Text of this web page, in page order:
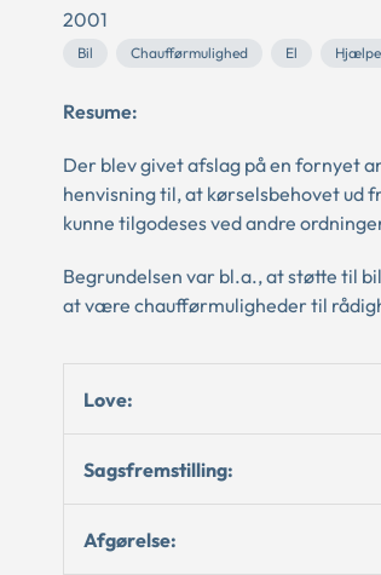
2001
Bil Chaufførmulighed El
Resume:
Der blev givet afslag på en fornyet
henvisning til, at kørselsbehovet ud
kunne tilgodeses ved andre
Begrundelsen var bl.a., at støtte til
at være chaufførmuligheder til
Love:
Sagsfremstilling:
Afgørelse: